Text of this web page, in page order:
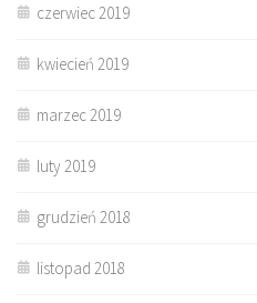
czerwiec 2019
kwiecień 2019
marzec 2019
luty 2019
grudzień 2018
listopad 2018